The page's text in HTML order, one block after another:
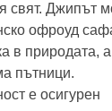
свят. Джипът
офроуд
в природата,
пътници.
е осигурен